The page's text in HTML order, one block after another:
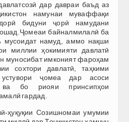
дар давраи баъд аз
намунаи муваффақи
бидуни ҷорӣ намудани
байналмилалӣ ба
мусоидат намуд, аммо нақши
миллии ҳокимияти давлатӣ
муносибат имконият фароҳам
сохтори давлатӣ, таҳкими
ҷомеа дар асоси
бо риояи принсипҳои
гардад.
ҳуқуқии Созишномаи умумии